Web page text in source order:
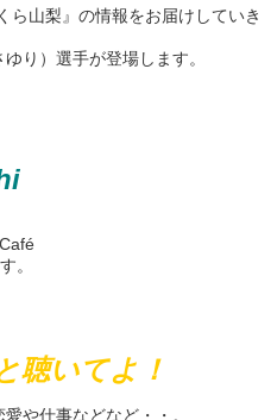
ら山梨』の情報をお届けしていき
り）選手が登場します。
。
聴いてよ！
や仕事などなど・・。